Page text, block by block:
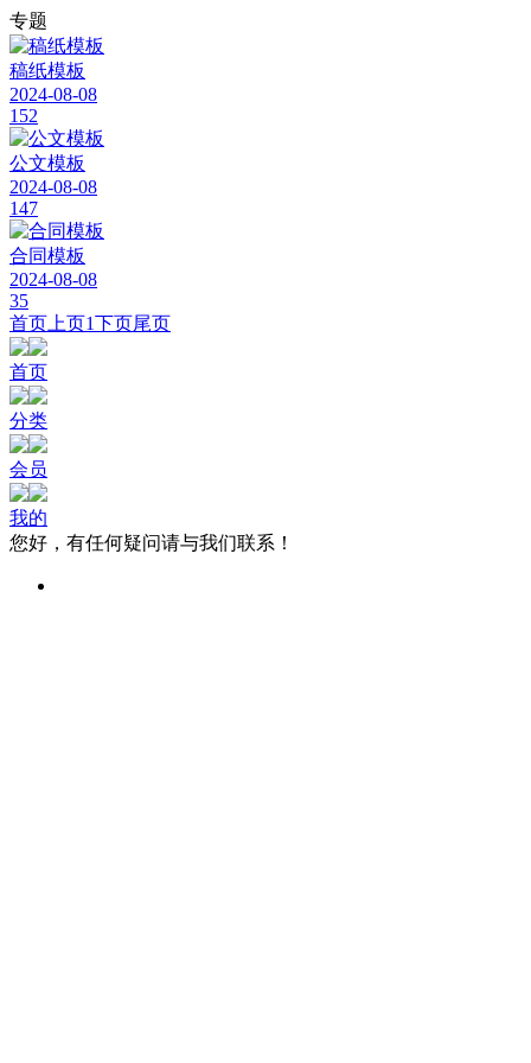
专题
稿纸模板
2024-08-08
152
公文模板
2024-08-08
147
合同模板
2024-08-08
35
首页 上页1下页尾页
首页
分类
会员
我的
您好，有任何疑问请与我们联系！